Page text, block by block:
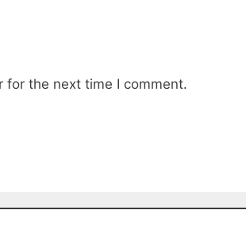
for the next time I comment.